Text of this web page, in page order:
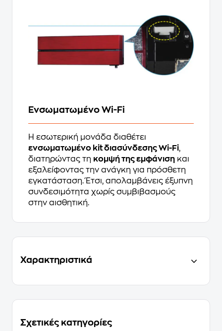
Ενσωματωμένο Wi-Fi
Η εσωτερική μονάδα διαθέτει
ενσωματωμένο kit διασύνδεσης Wi-Fi,
διατηρώντας τη κομψή της εμφάνιση και
εξαλείφοντας την ανάγκη για πρόσθετη
εγκατάσταση. Έτσι, απολαμβάνεις έξυπνη
συνδεσιμότητα χωρίς συμβιβασμούς
στην αισθητική.
Χαρακτηριστικά
Σχετικές κατηγορίες